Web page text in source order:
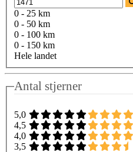
0 - 25 km
0 - 50 km
0 - 100 km
0 - 150 km
Hele landet
Antal stjerner
5,0
4,5
4,0
3,5